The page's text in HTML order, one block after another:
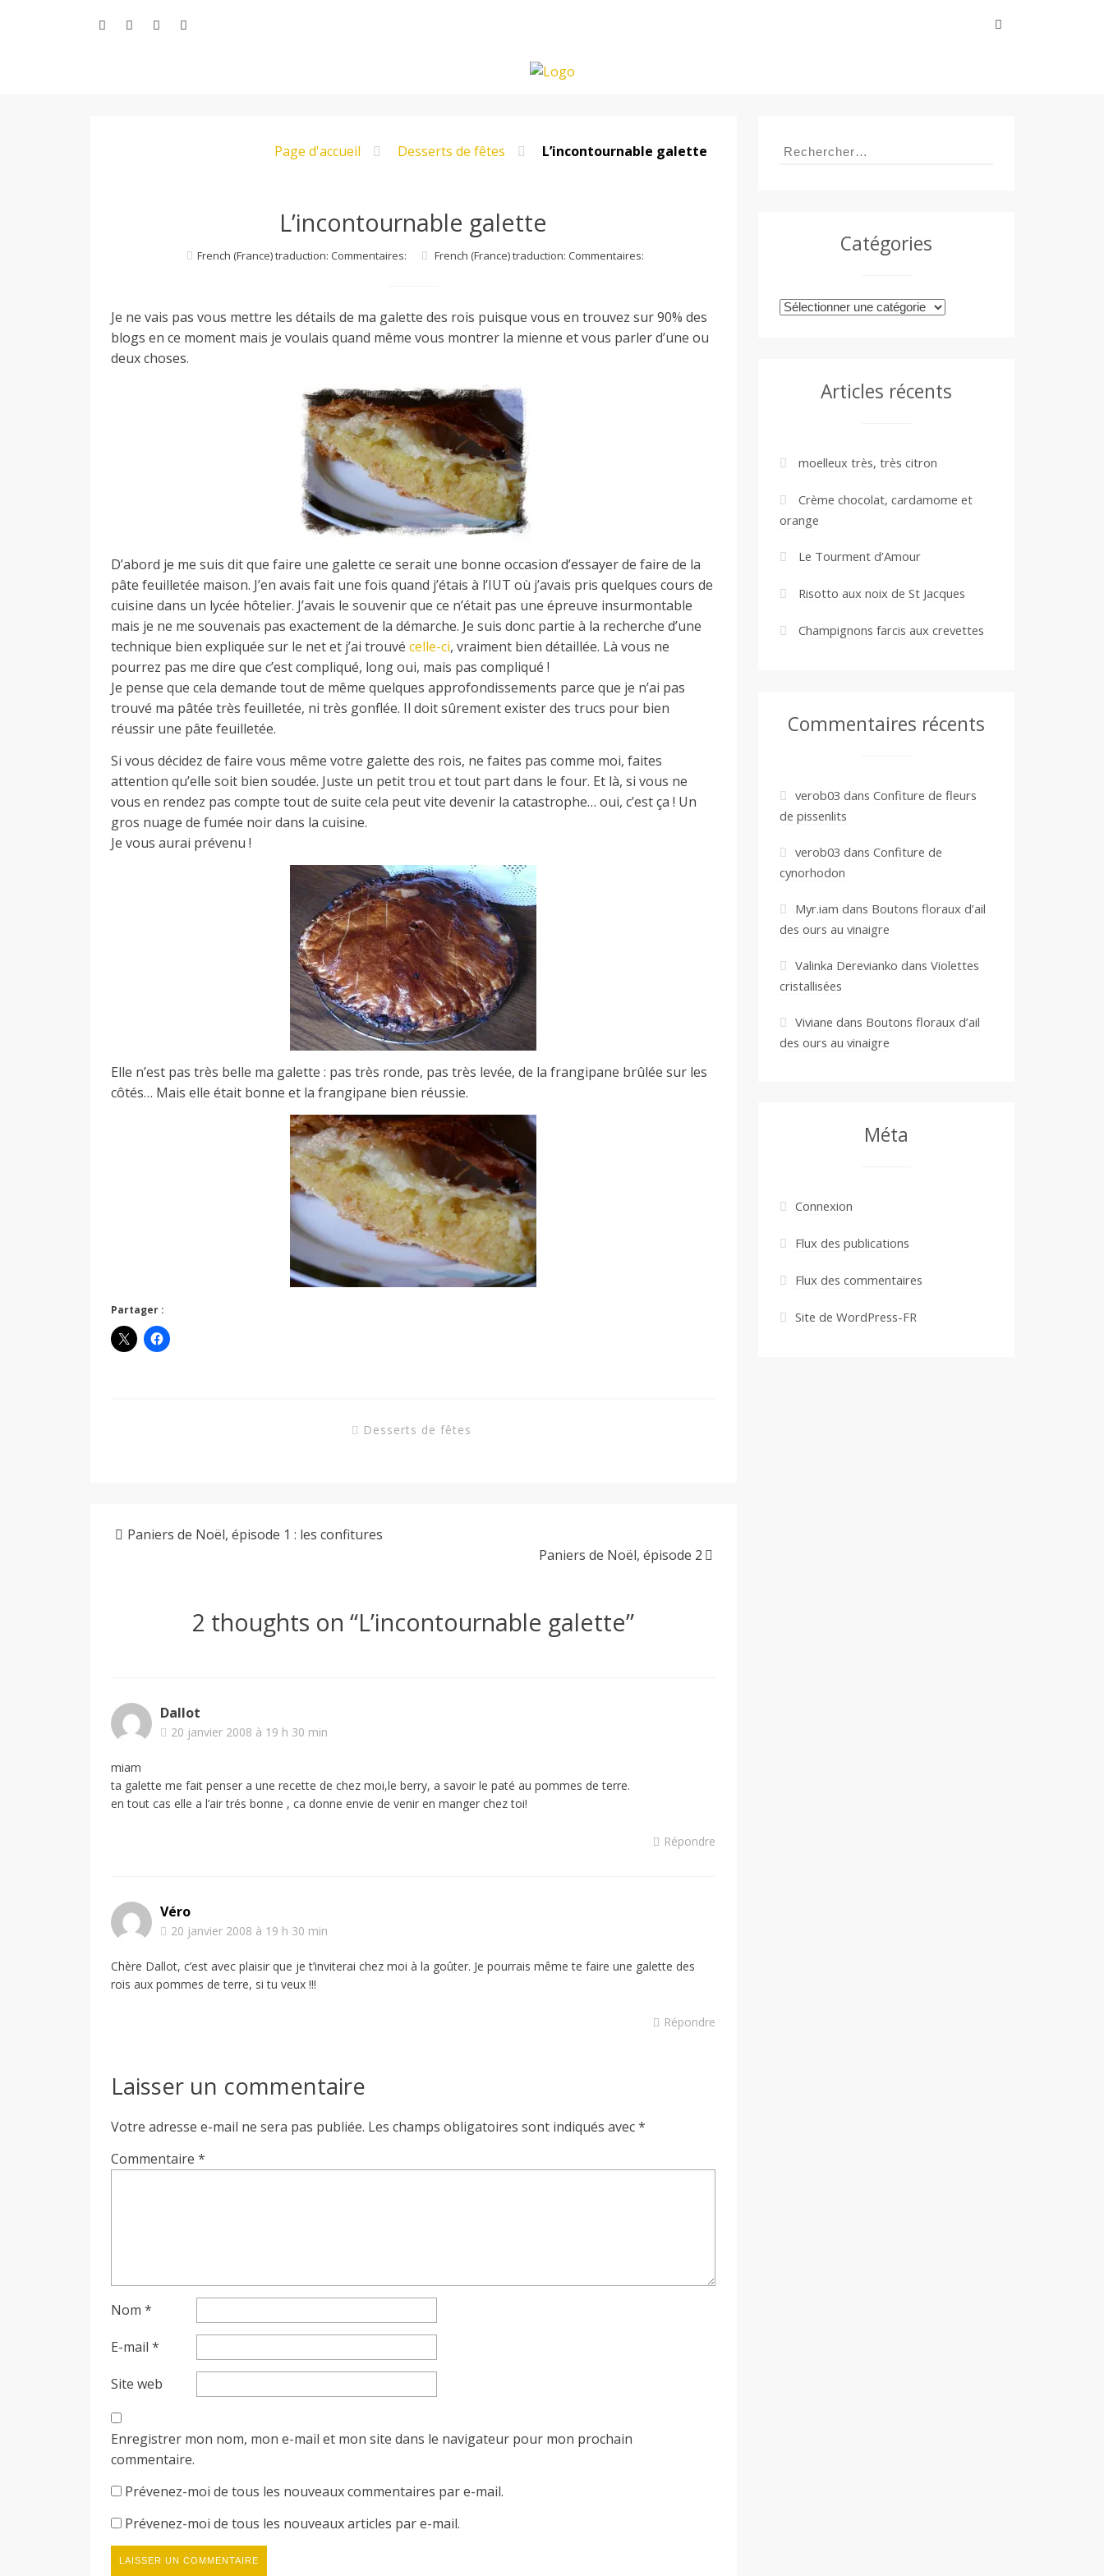
n
e
M
a
n
Page d'accueil Desserts de fêtes L’incontournable galette
L’incontournable galette
French (France) traduction: Commentaires: French (France) traduction: Commentaires:
Je ne vais pas vous mettre les détails de ma galette des rois puisque vous en trouvez sur 90% des
blogs en ce moment mais je voulais quand même vous montrer la mienne et vous parler d’une ou
deux choses.
D’abord je me suis dit que faire une galette ce serait une bonne occasion d’essayer de faire de la
pâte feuilletée maison. J’en avais fait une fois quand j’étais à l’IUT où j’avais pris quelques cours de
cuisine dans un lycée hôtelier. J’avais le souvenir que ce n’était pas une épreuve insurmontable
mais je ne me souvenais pas exactement de la démarche. Je suis donc partie à la recherche d’une
technique bien expliquée sur le net et j’ai trouvécelle-ci, vraiment bien détaillée. Là vous ne
pourrez pas me dire que c’est compliqué, long oui, mais pas compliqué !
Je pense que cela demande tout de même quelques approfondissements parce que je n’ai pas
trouvé ma pâtée très feuilletée, ni très gonflée. Il doit sûrement exister des trucs pour bien
réussir une pâte feuilletée.
Si vous décidez de faire vous même votre galette des rois, ne faites pas comme moi, faites
attention qu’elle soit bien soudée. Juste un petit trou et tout part dans le four. Et là, si vous ne
vous en rendez pas compte tout de suite cela peut vite devenir la catastrophe… oui, c’est ça ! Un
gros nuage de fumée noir dans la cuisine.
Je vous aurai prévenu !
Elle n’est pas très belle ma galette : pas très ronde, pas très levée, de la frangipane brûlée sur les
côtés… Mais elle était bonne et la frangipane bien réussie.
Partager :
Desserts de fêtes
Paniers de Noël, épisode 1 : les confitures
Paniers de Noël, épisode 2
2 thoughts on “L’incontournable galette”
Dallot
20 janvier 2008 à 19 h 30 min
miam
ta galette me fait penser a une recette de chez moi,le berry, a savoir le paté au pommes de terre.
en tout cas elle a l’air trés bonne , ca donne envie de venir en manger chez toi!
Répondre
Véro
20 janvier 2008 à 19 h 30 min
Chère Dallot, c’est avec plaisir que je t’inviterai chez moi à la goûter. Je pourrais même te faire une galette des
rois aux pommes de terre, si tu veux !!!
Répondre
Laisser un commentaire
Votre adresse e-mail ne sera pas publiée. Les champs obligatoires sont indiqués avec*
Commentaire*
Nom*
E-mail*
Site web
Enregistrer mon nom, mon e-mail et mon site dans le navigateur pour mon prochain
commentaire.
Prévenez-moi de tous les nouveaux commentaires par e-mail.
Prévenez-moi de tous les nouveaux articles par e-mail.
Rechercher :
Catégories
Catégories
Articles récents
moelleux très, très citron
Crème chocolat, cardamome et
orange
Le Tourment d’Amour
Risotto aux noix de St Jacques
Champignons farcis aux crevettes
Commentaires récents
verob03 dans Confiture de fleurs
de pissenlits
verob03 dans Confiture de
cynorhodon
Myr.iam dans Boutons floraux d’ail
des ours au vinaigre
Valinka Derevianko dans Violettes
cristallisées
Viviane dans Boutons floraux d’ail
des ours au vinaigre
Méta
Connexion
Flux des publications
Flux des commentaires
Site de WordPress-FR